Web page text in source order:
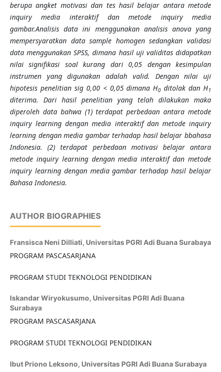
berupa angket motivasi dan tes hasil belajar antara metode
inquiry media interaktif dan metode inquiry media
gambar.Analisis data ini menggunakan analisis anova yang
mempersyaratkan data sample homogen sedangkan validasi
data menggunakan SPSS, dimana hasil uji validitas didapatkan
nilai signifikasi soal kurang dari 0,05 dengan kesimpulan
instrumen yang digunakan adalah valid. Dengan nilai uji
hipotesis penelitian sig 0,00 < 0,05 dimana H0 ditolak dan H1
diterima.
Dari hasil penelitian yang telah dilakukan maka
diperoleh data bahwa (1) terdapatperbedaan antara metode
inquiry learning dengan media interaktif dan metode inquiry
learning dengan media gambar terhadap hasil belajarbbahasa
Indonesia. (2) terdapat perbedaan motivasi belajar antara
metode inquiry learning dengan media interaktif dan metode
inquiry learning dengan media gambar terhadap hasil belajar
Bahasa Indonesia.
AUTHOR BIOGRAPHIES
Fransisca Neni Dilliati, Universitas PGRI Adi Buana Surabaya
PROGRAM PASCASARJANA
PROGRAM STUDI TEKNOLOGI PENDIDIKAN
Iskandar Wiryokusumo, Universitas PGRI Adi Buana
Surabaya
PROGRAM PASCASARJANA
PROGRAM STUDI TEKNOLOGI PENDIDIKAN
Ibut Priono Leksono, Universitas PGRI Adi Buana Surabaya